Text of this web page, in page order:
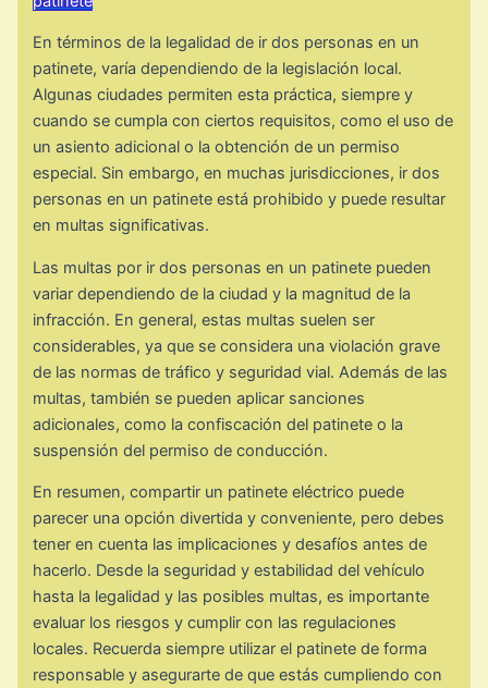
En términos de la legalidad de ir dos personas en un
patinete, varía dependiendo de la legislación local.
Algunas ciudades permiten esta práctica, siempre y
cuando se cumpla con ciertos requisitos, como el uso de
un asiento adicional o la obtención de un permiso
especial. Sin embargo, en muchas jurisdicciones, ir dos
personas en un patinete está prohibido y puede resultar
en multas significativas.
Las multas por ir dos personas en un patinete pueden
variar dependiendo de la ciudad y la magnitud de la
infracción. En general, estas multas suelen ser
considerables, ya que se considera una violación grave
de las normas de tráfico y seguridad vial. Además de las
multas, también se pueden aplicar sanciones
adicionales, como la confiscación del patinete o la
suspensión del permiso de conducción.
En resumen, compartir un patinete eléctrico puede
parecer una opción divertida y conveniente, pero debes
tener en cuenta las implicaciones y desafíos antes de
hacerlo. Desde la seguridad y estabilidad del vehículo
hasta la legalidad y las posibles multas, es importante
evaluar los riesgos y cumplir con las regulaciones
locales. Recuerda siempre utilizar el patinete de forma
responsable y asegurarte de que estás cumpliendo con